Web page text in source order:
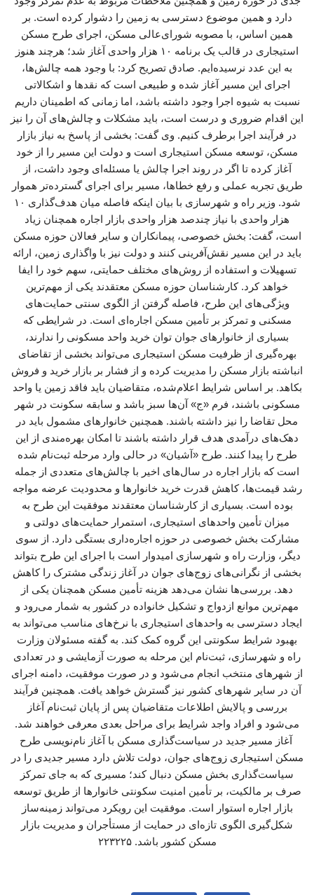
دارد و همین موضوع دسترسی به زمین را دشوار کرده است. بر
همین اساس، با مصوبه شورای‌عالی مسکن، اجرای طرح مسکن
استیجاری در قالب یک برنامه ۱۰ هزار واحدی آغاز شد؛ هرچند هنوز
به این عدد نرسیده‌ایم. صادق تصریح کرد: با وجود همه چالش‌ها،
اجرای این مسیر آغاز شده و طبیعی است که نقدها و اشکالاتی
نسبت به شیوه اجرا وجود داشته باشد، اما زمانی که اطمینان داریم
این اقدام ضروری و درست است، باید مشکلات و چالش‌های آن را نیز
در فرآیند اجرا برطرف کنیم. وی گفت: بخشی از پاسخ به نیاز بازار
مسکن، توسعه مسکن استیجاری است و دولت این مسیر را از خود
آغاز کرده تا اگر در روند اجرا چالش یا مسئله‌ای وجود داشت، از
طریق تجربه عملی و رفع خطاها، مسیر برای اجرای گسترده‌تر هموار
شود. وزیر راه و شهرسازی با بیان اینکه فاصله میان هدف‌گذاری ۱۰
هزار واحدی با نیاز چندصد هزار واحدی بازار اجاره همچنان زیاد
است، گفت: بخش خصوصی، پیمانکاران و سایر فعالان حوزه مسکن
باید در این مسیر نقش‌آفرینی کنند و دولت نیز با واگذاری زمین، ارائه
تسهیلات و استفاده از روش‌های مختلف حمایتی، سهم خود را ایفا
خواهد کرد. کارشناسان حوزه مسکن معتقدند یکی از مهم‌ترین
ویژگی‌های این طرح، فاصله گرفتن از الگوی سنتی حمایت‌های
مسکنی و تمرکز بر تأمین مسکن اجاره‌ای است. در شرایطی که
بسیاری از خانوارهای جوان توان خرید واحد مسکونی را ندارند،
بهره‌گیری از ظرفیت مسکن استیجاری می‌تواند بخشی از تقاضای
انباشته بازار مسکن را مدیریت کرده و از فشار بر بازار خرید و فروش
بکاهد. بر اساس شرایط اعلام‌شده، متقاضیان باید فاقد زمین یا واحد
مسکونی باشند، فرم «ج» آن‌ها سبز باشد و سابقه سکونت در شهر
محل تقاضا را نیز داشته باشند. همچنین خانوارهای مشمول باید در
دهک‌های درآمدی هدف قرار داشته باشند تا امکان بهره‌مندی از این
طرح را پیدا کنند. طرح «آشیان» در حالی وارد مرحله ثبت‌نام شده
است که بازار اجاره در سال‌های اخیر با چالش‌های متعددی از جمله
رشد قیمت‌ها، کاهش قدرت خرید خانوارها و محدودیت عرضه مواجه
بوده است. بسیاری از کارشناسان معتقدند موفقیت این طرح به
میزان تأمین واحدهای استیجاری، استمرار حمایت‌های دولتی و
مشارکت بخش خصوصی در حوزه اجاره‌داری بستگی دارد. از سوی
دیگر، وزارت راه و شهرسازی امیدوار است با اجرای این طرح بتواند
بخشی از نگرانی‌های زوج‌های جوان در آغاز زندگی مشترک را کاهش
دهد. بررسی‌ها نشان می‌دهد هزینه تأمین مسکن همچنان یکی از
مهم‌ترین موانع ازدواج و تشکیل خانواده در کشور به شمار می‌رود و
ایجاد دسترسی به واحدهای استیجاری با نرخ‌های مناسب می‌تواند به
بهبود شرایط سکونتی این گروه کمک کند. به گفته مسئولان وزارت
راه و شهرسازی، ثبت‌نام این مرحله به صورت آزمایشی و در تعدادی
از شهرهای منتخب انجام می‌شود و در صورت موفقیت، دامنه اجرای
آن در سایر شهرهای کشور نیز گسترش خواهد یافت. همچنین فرآیند
بررسی و پالایش اطلاعات متقاضیان پس از پایان ثبت‌نام آغاز
می‌شود و افراد واجد شرایط برای مراحل بعدی معرفی خواهند شد.
آغاز مسیر جدید در سیاست‌گذاری مسکن با آغاز نام‌نویسی طرح
مسکن استیجاری زوج‌های جوان، دولت تلاش دارد مسیر جدیدی را در
سیاست‌گذاری بخش مسکن دنبال کند؛ مسیری که به جای تمرکز
صرف بر مالکیت، بر تأمین امنیت سکونتی خانوارها از طریق توسعه
بازار اجاره استوار است. موفقیت این رویکرد می‌تواند زمینه‌ساز
شکل‌گیری الگوی تازه‌ای در حمایت از مستأجران و مدیریت بازار
مسکن کشور باشد. ۲۲۳۲۲۵